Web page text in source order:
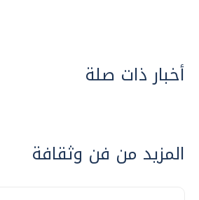
أخبار ذات صلة
المزيد من فن وثقافة